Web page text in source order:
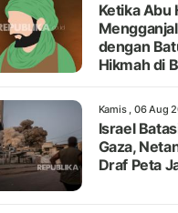
Ketika Abu
dengan
Hikmah di
Kamis , 06 Aug
Israel
Gaza,
Draf Peta